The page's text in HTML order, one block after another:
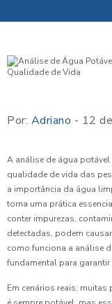
Por: Adriano - 12
A análise de água potável
qualidade de vida das
a importância da água
torna uma prática
conter impurezas,
detectadas, podem
como funciona a análise
fundamental para
Em cenários reais,